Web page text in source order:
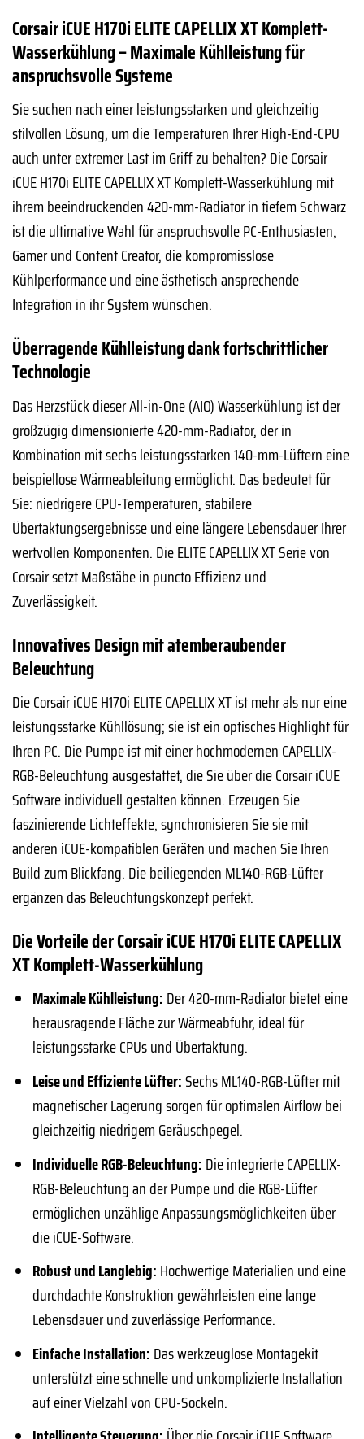
Corsair iCUE H170i ELITE CAPELLIX XT Komplett-
Wasserkühlung – Maximale Kühlleistung für
anspruchsvolle Systeme
Sie suchen nach einer leistungsstarken und gleichzeitig
stilvollen Lösung, um die Temperaturen Ihrer High-End-CPU
auch unter extremer Last im Griff zu behalten? Die Corsair
iCUE H170i ELITE CAPELLIX XT Komplett-Wasserkühlung mit
ihrem beeindruckenden 420-mm-Radiator in tiefem Schwarz
ist die ultimative Wahl für anspruchsvolle PC-Enthusiasten,
Gamer und Content Creator, die kompromisslose
Kühlperformance und eine ästhetisch ansprechende
Integration in ihr System wünschen.
Überragende Kühlleistung dank fortschrittlicher
Technologie
Das Herzstück dieser All-in-One (AIO) Wasserkühlung ist der
großzügig dimensionierte 420-mm-Radiator, der in
Kombination mit sechs leistungsstarken 140-mm-Lüftern eine
beispiellose Wärmeableitung ermöglicht. Das bedeutet für
Sie: niedrigere CPU-Temperaturen, stabilere
Übertaktungsergebnisse und eine längere Lebensdauer Ihrer
wertvollen Komponenten. Die ELITE CAPELLIX XT Serie von
Corsair setzt Maßstäbe in puncto Effizienz und
Zuverlässigkeit.
Innovatives Design mit atemberaubender
Beleuchtung
Die Corsair iCUE H170i ELITE CAPELLIX XT ist mehr als nur eine
leistungsstarke Kühllösung; sie ist ein optisches Highlight für
Ihren PC. Die Pumpe ist mit einer hochmodernen CAPELLIX-
RGB-Beleuchtung ausgestattet, die Sie über die Corsair iCUE
Software individuell gestalten können. Erzeugen Sie
faszinierende Lichteffekte, synchronisieren Sie sie mit
anderen iCUE-kompatiblen Geräten und machen Sie Ihren
Build zum Blickfang. Die beiliegenden ML140-RGB-Lüfter
ergänzen das Beleuchtungskonzept perfekt.
Die Vorteile der Corsair iCUE H170i ELITE CAPELLIX
XT Komplett-Wasserkühlung
Maximale Kühlleistung: Der 420-mm-Radiator bietet eine
herausragende Fläche zur Wärmeabfuhr, ideal für
leistungsstarke CPUs und Übertaktung.
Leise und Effiziente Lüfter:Sechs ML140-RGB-Lüfter mit
magnetischer Lagerung sorgen für optimalen Airflow bei
gleichzeitig niedrigem Geräuschpegel.
Individuelle RGB-Beleuchtung: Die integrierte CAPELLIX-
RGB-Beleuchtung an der Pumpe und die RGB-Lüfter
ermöglichen unzählige Anpassungsmöglichkeiten über
die iCUE-Software.
Robust und Langlebig: Hochwertige Materialien und eine
durchdachte Konstruktion gewährleisten eine lange
Lebensdauer und zuverlässige Performance.
Einfache Installation: Das werkzeuglose Montagekit
unterstützt eine schnelle und unkomplizierte Installation
auf einer Vielzahl von CPU-Sockeln.